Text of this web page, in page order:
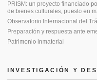
PRISM: un proyecto financiado
de bienes culturales, puesto en
Observatorio Internacional del
Preparación y respuesta ante
Patrimonio inmaterial
INVESTIGACIÓN Y